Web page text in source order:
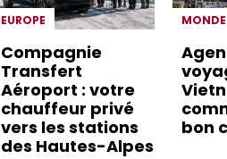
EUROPE
Compagnie
Transfert
Aéroport : votre
chauffeur privé
vers les stations
des Hautes-Alpes
MONDE
bon